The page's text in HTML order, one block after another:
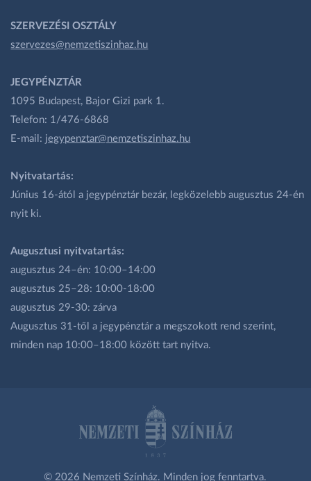
SZERVEZÉSI OSZTÁLY
szervezes@nemzetiszinhaz.hu
JEGYPÉNZTÁR
1095 Budapest, Bajor Gizi park 1.
Telefon: 1/476-6868
E-mail: jegypenztar@nemzetiszinhaz.hu
Nyitvatartás:
Június 16-ától a jegypénztár bezár, legközelebb augusztus 24-én
nyit ki.
Augusztusi nyitvatartás:
augusztus 24–én: 10:00–14:00
augusztus 25–28: 10:00-18:00
augusztus 29-30: zárva
Augusztus 31-től a jegypénztár a megszokott rend szerint,
minden nap 10:00–18:00 között tart nyitva.
© 2026 Nemzeti Színház. Minden jog fenntartva.